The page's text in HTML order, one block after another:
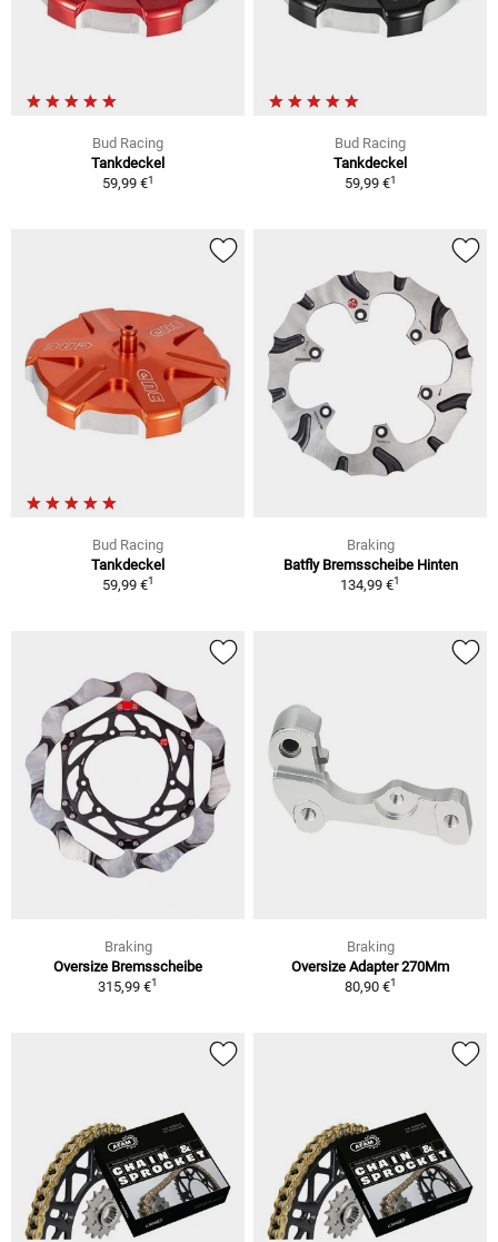
Bud Racing
Tankdeckel
59,99 €1
Bud Racing
Tankdeckel
59,99 €1
Bud Racing
Tankdeckel
59,99 €1
Braking
Batfly Bremsscheibe Hinten
134,99 €1
Braking
Oversize Bremsscheibe
315,99 €1
Braking
Oversize Adapter 270Mm
80,90 €1